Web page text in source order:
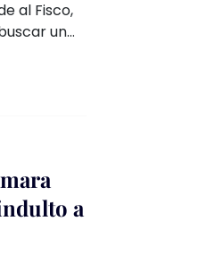
al Fisco,
un
a